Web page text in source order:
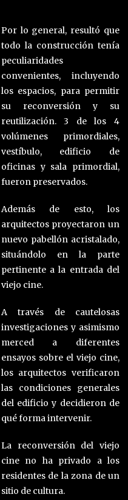
Por lo general, resultó que
todo la construcción tenía
peculiaridades
convenientes, incluyendo
los espacios, para permitir
su reconversión y su
reutilización. 3 de los 4
volúmenes primordiales,
vestíbulo, edificio de
oficinas y sala primordial,
fueron preservados.
Además de esto, los
arquitectos proyectaron un
nuevo pabellón acristalado,
situándolo en la parte
pertinente a la entrada del
viejo cine.
A través de cautelosas
investigaciones y asimismo
merced a diferentes
ensayos sobre el viejo cine,
los arquitectos verificaron
las condiciones generales
del edificio y decidieron de
qué forma intervenir.
La reconversión del viejo
cine no ha privado a los
residentes de la zona de un
sitio de cultura.